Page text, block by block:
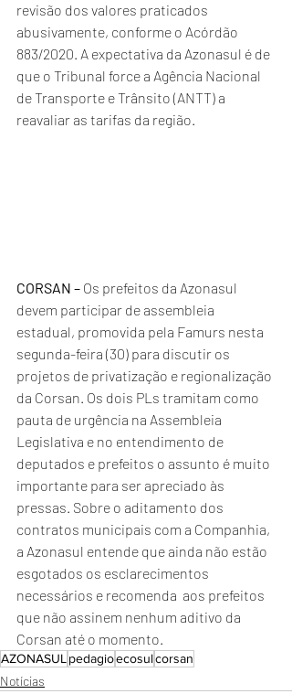
revisão dos valores praticados
abusivamente, conforme o Acórdão
883/2020. A expectativa da Azonasul é de
que o Tribunal force a Agência Nacional
de Transporte e Trânsito (ANTT) a
reavaliar as tarifas da região.
CORSAN – Os prefeitos da Azonasul
devem participar de assembleia
estadual, promovida pela Famurs nesta
segunda-feira (30) para discutir os
projetos de privatização e regionalização
da Corsan. Os dois PLs tramitam como
pauta de urgência na Assembleia
Legislativa e no entendimento de
deputados e prefeitos o assunto é muito
importante para ser apreciado às
pressas. Sobre o aditamento dos
contratos municipais com a Companhia,
a Azonasul entende que ainda não estão
esgotados os esclarecimentos
necessários e recomenda  aos prefeitos
que não assinem nenhum aditivo da
Corsan até o momento.
AZONASUL pedagioecosulcorsan
Notícias